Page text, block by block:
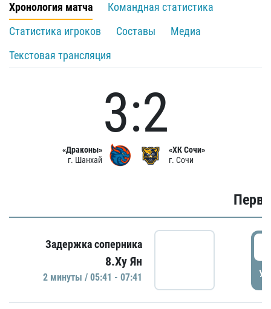
Хронология матча
Командная статистика
Статистика игроков
Составы
Медиа
Текстовая трансляция
«Драконы»
г. Шанхай
3:2
«ХК Сочи»
г. Сочи
Задержка соперника
8.Ху Ян
2 минуты / 05:41 - 07:41